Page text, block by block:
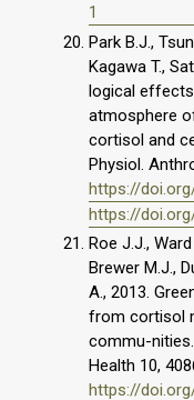
1
Park B.J.,
Kagawa T.,
logical
atmosphere
cortisol and
Physiol.
https://
https://
Roe J.J.,
Brewer M.J.,
A., 2013.
from cortisol
commu-nities.
Health 10,
https://